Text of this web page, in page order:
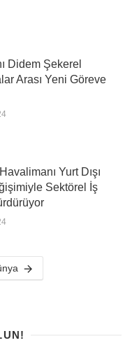
Didem Şekerel
Arası Yeni Göreve
Yurt Dışı
Sektörel İş